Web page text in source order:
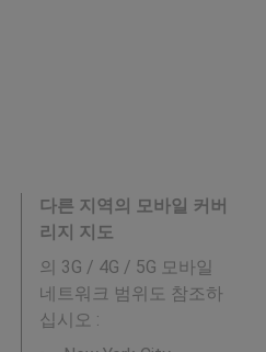
다른 지역의 모바일 커버
리지 지도
의 3G / 4G / 5G 모바일
네트워크 범위도 참조하
십시오 :